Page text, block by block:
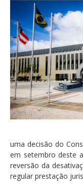
uma decisão do
em setembro deste
reversão da
regular prestação